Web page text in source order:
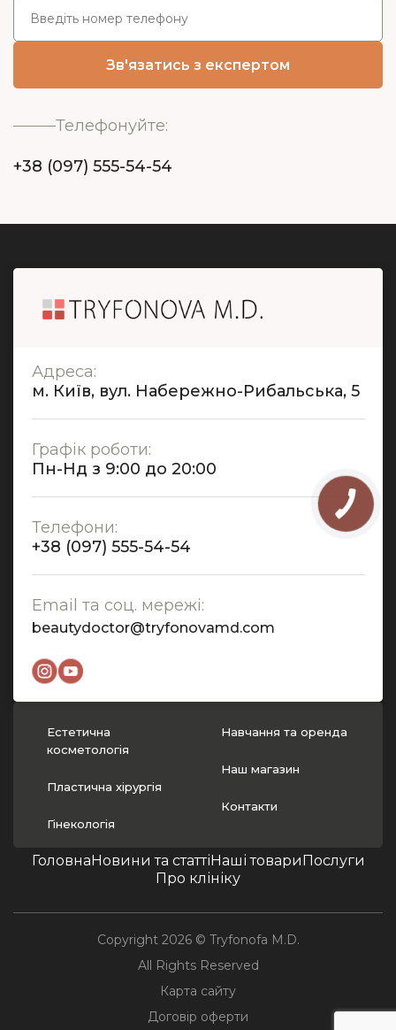
Телефонуйте:
+38 (097) 555-54-54
Естетична
косметологія
Пластична хірургія
Гінекологія
Навчання та оренда
Наш магазин
Контакти
ГоловнаНовини та статтіНаші товариПослуги
Про клініку
Адреса:
м. Київ, вул. Набережно-Рибальська, 5
Графік роботи:
Пн-Нд з 9:00 до 20:00
Телефони:
+38 (097) 555-54-54
Email та соц. мережі:
beautydoctor@tryfonovamd.com
Copyright 2026 © Tryfonofa M.D.
All Rights Reserved
Карта сайту
Договір оферти